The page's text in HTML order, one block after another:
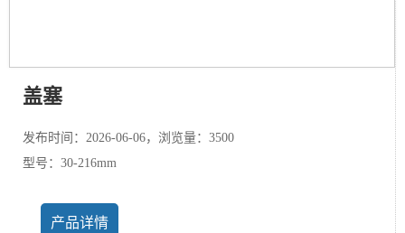
盖塞
发布时间：2026-06-06，浏览量：3500
型号：30-216mm
产品详情